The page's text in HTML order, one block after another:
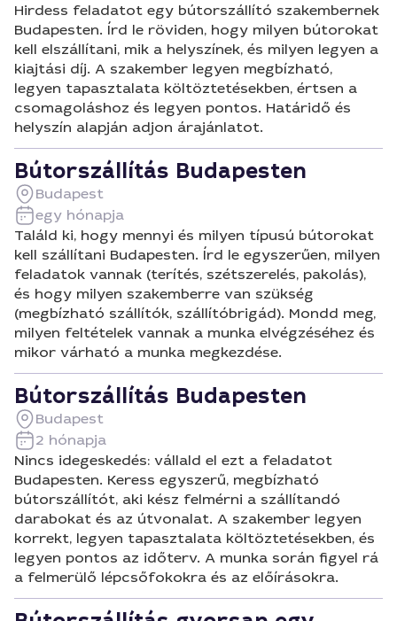
Hirdess feladatot egy bútorszállító szakembernek
Budapesten. Írd le röviden, hogy milyen bútorokat
kell elszállítani, mik a helyszínek, és milyen legyen a
kiajtási díj. A szakember legyen megbízható,
legyen tapasztalata költöztetésekben, értsen a
csomagoláshoz és legyen pontos. Határidő és
helyszín alapján adjon árajánlatot.
Bútorszállítás Budapesten
Budapest
egy hónapja
Találd ki, hogy mennyi és milyen típusú bútorokat
kell szállítani Budapesten. Írd le egyszerűen, milyen
feladatok vannak (terítés, szétszerelés, pakolás),
és hogy milyen szakemberre van szükség
(megbízható szállítók, szállítóbrigád). Mondd meg,
milyen feltételek vannak a munka elvégzéséhez és
mikor várható a munka megkezdése.
Bútorszállítás Budapesten
Budapest
2 hónapja
Nincs idegeskedés: vállald el ezt a feladatot
Budapesten. Keress egyszerű, megbízható
bútorszállítót, aki kész felmérni a szállítandó
darabokat és az útvonalat. A szakember legyen
korrekt, legyen tapasztalata költöztetésekben, és
legyen pontos az időterv. A munka során figyel rá
a felmerülő lépcsőfokokra és az előírásokra.